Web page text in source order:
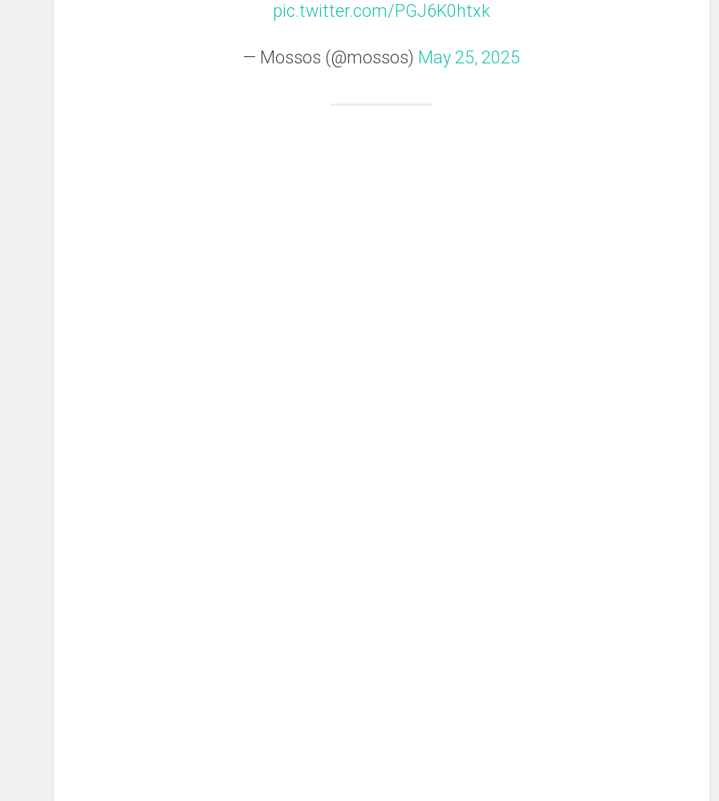
pic.twitter.com/PGJ6K0htxk
— Mossos (@mossos) May 25, 2025